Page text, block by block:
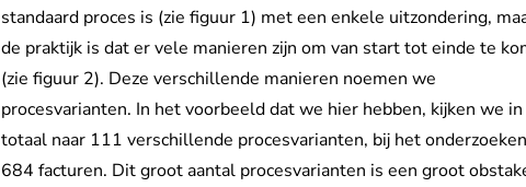
standaard proces is (zie figuur 1) met een enkele uitzondering,
de praktijk is dat er vele manieren zijn om van start tot einde te
(zie figuur 2). Deze verschillende manieren noemen we
procesvarianten. In het voorbeeld dat we hier hebben, kijken we in
totaal naar 111 verschillende procesvarianten, bij het
684 facturen. Dit groot aantal procesvarianten is een groot